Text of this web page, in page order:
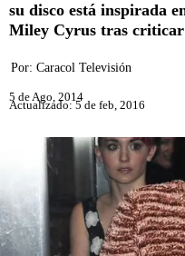
su disco está inspirada
Miley Cyrus tras criticar
Por: Caracol Televisión
5 de Ago, 2014
Actualizado: 5 de feb, 2016